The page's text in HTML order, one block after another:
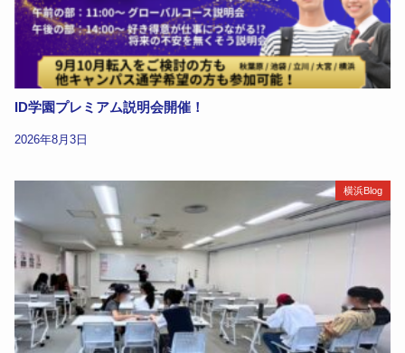
ID学園プレミアム説明会開催！
2026年8月3日
横浜Blog